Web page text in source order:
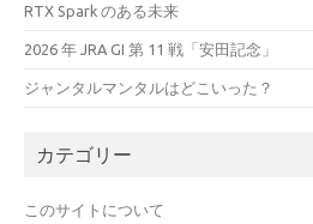
RTX Spark のある未来
2026 年 JRA GI 第 11 戦「安田記念」
ジャンタルマンタルはどこいった？
カテゴリー
このサイトについて